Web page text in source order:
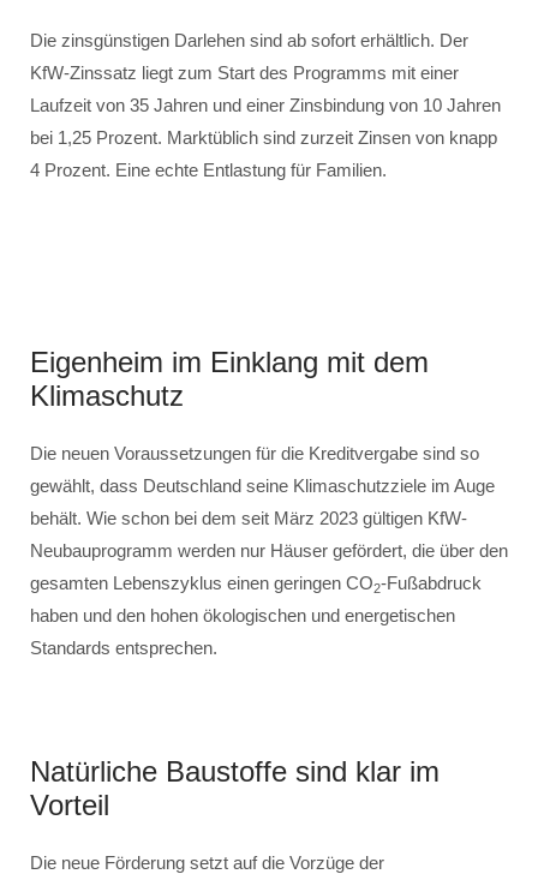
Die zinsgünstigen Darlehen sind ab sofort erhältlich. Der
KfW-Zinssatz liegt zum Start des Programms mit einer
Laufzeit von 35 Jahren und einer Zinsbindung von 10 Jahren
bei 1,25 Prozent. Marktüblich sind zurzeit Zinsen von knapp
4 Prozent. Eine echte Entlastung für Familien.
Eigenheim im Einklang mit dem
Klimaschutz
Die neuen Voraussetzungen für die Kreditvergabe sind so
gewählt, dass Deutschland seine Klimaschutzziele im Auge
behält. Wie schon bei dem seit März 2023 gültigen KfW-
Neubauprogramm werden nur Häuser gefördert, die über den
gesamten Lebenszyklus einen geringen CO2-Fußabdruck
haben und den hohen ökologischen und energetischen
Standards entsprechen.
Natürliche Baustoffe sind klar im
Vorteil
Die neue Förderung setzt auf die Vorzüge der